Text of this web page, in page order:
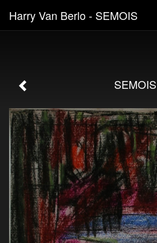
Harry Van Berlo - SEMOIS
SEMOIS